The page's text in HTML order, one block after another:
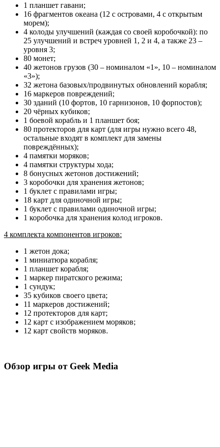
1 планшет гавани;
16 фрагментов океана (12 с островами, 4 с открытым
морем);
4 колоды улучшений (каждая со своей коробочкой): по
25 улучшений и встреч уровней 1, 2 и 4, а также 23 –
уровня 3;
80 монет;
40 жетонов грузов (30 – номиналом «1», 10 – номиналом
«3»);
32 жетона базовых/продвинутых обновлений корабля;
16 маркеров повреждений;
30 зданий (10 фортов, 10 гарнизонов, 10 форпостов);
20 чёрных кубиков;
1 боевой корабль и 1 планшет боя;
80 протекторов для карт (для игры нужно всего 48,
остальные входят в комплект для замены
повреждённых);
4 памятки моряков;
4 памятки структуры хода;
8 бонусных жетонов достижений;
3 коробочки для хранения жетонов;
1 буклет с правилами игры;
18 карт для одиночной игры;
1 буклет с правилами одиночной игры;
1 коробочка для хранения колод игроков.
4 комплекта компонентов игроков:
1 жетон дока;
1 миниатюра корабля;
1 планшет корабля;
1 маркер пиратского режима;
1 сундук;
35 кубиков своего цвета;
11 маркеров достижений;
12 протекторов для карт;
12 карт с изображением моряков;
12 карт свойств моряков.
Обзор игры от Geek Media